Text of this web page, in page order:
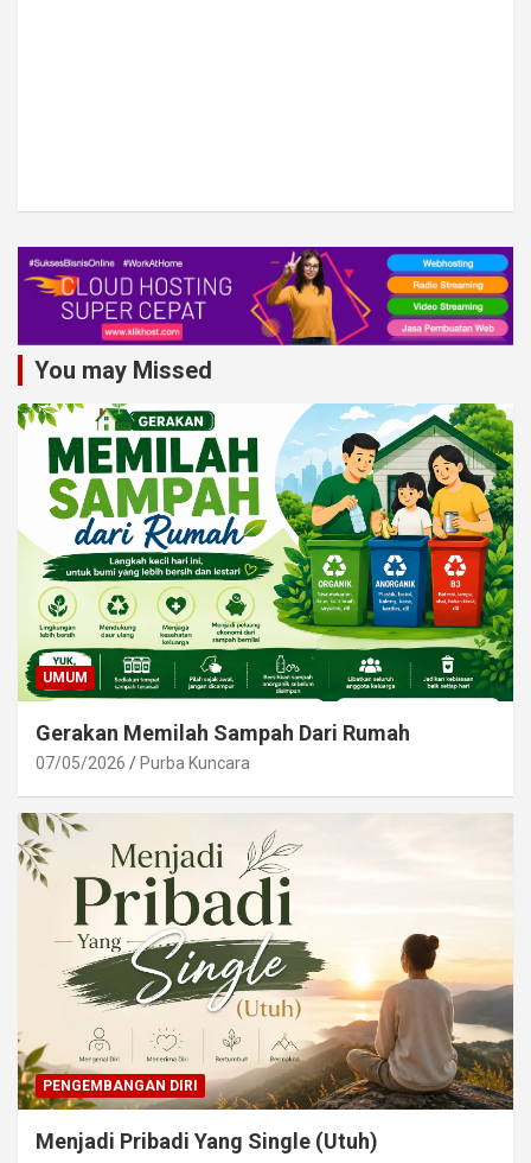
You may Missed
UMUM
Gerakan Memilah Sampah Dari Rumah
07/05/2026 Purba Kuncara
PENGEMBANGAN DIRI
Menjadi Pribadi Yang Single (Utuh)